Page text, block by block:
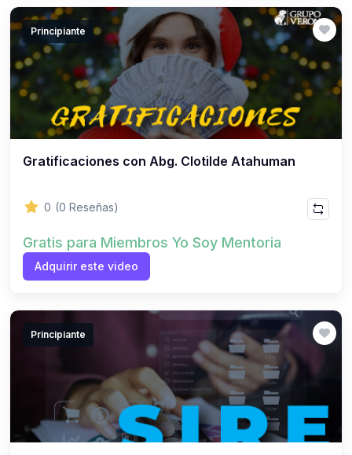
Principiante
Gratificaciones con Abg. Clotilde Atahuman
0 (0 Reseñas)
Gratis para Miembros Yo Soy Mentoria
Adquirir este video
Principiante